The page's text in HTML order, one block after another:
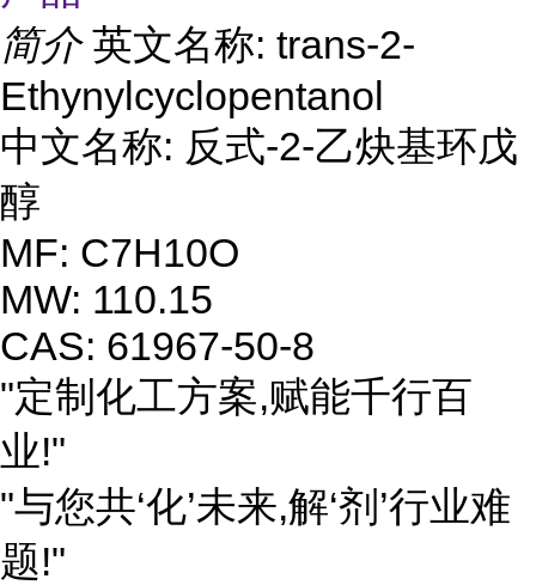
简介 英文名称: trans-2-
Ethynylcyclopentanol
中文名称: 反式-2-乙炔基环戊
醇
MF: C7H10O
MW: 110.15
CAS: 61967-50-8
"定制化工方案,赋能千行百
业!"
"与您共‘化’未来,解‘剂’行业难
题!"